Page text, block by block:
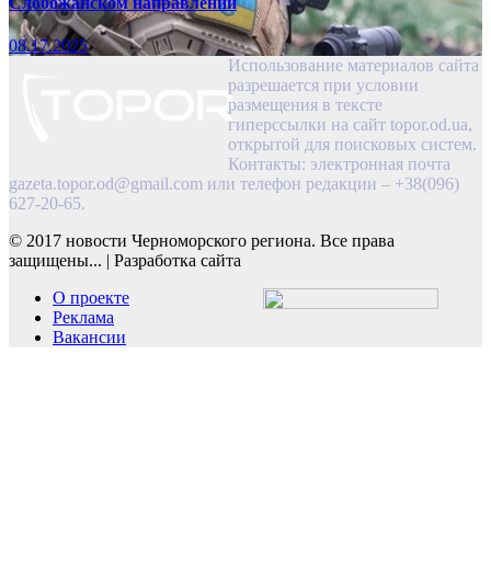
08.17.2025
Использование материалов сайта
разрешается при условии
размещения в тексте
гиперссылки на сайт topor.od.ua,
открытой для поисковых систем.
Контакты: электронная почта
gazeta.topor.od@gmail.com или телефон редакции – +38(096)
627-20-65.
© 2017 новости Черноморского региона. Все права
защищены... | Разработка сайта
О проекте
Реклама
Вакансии